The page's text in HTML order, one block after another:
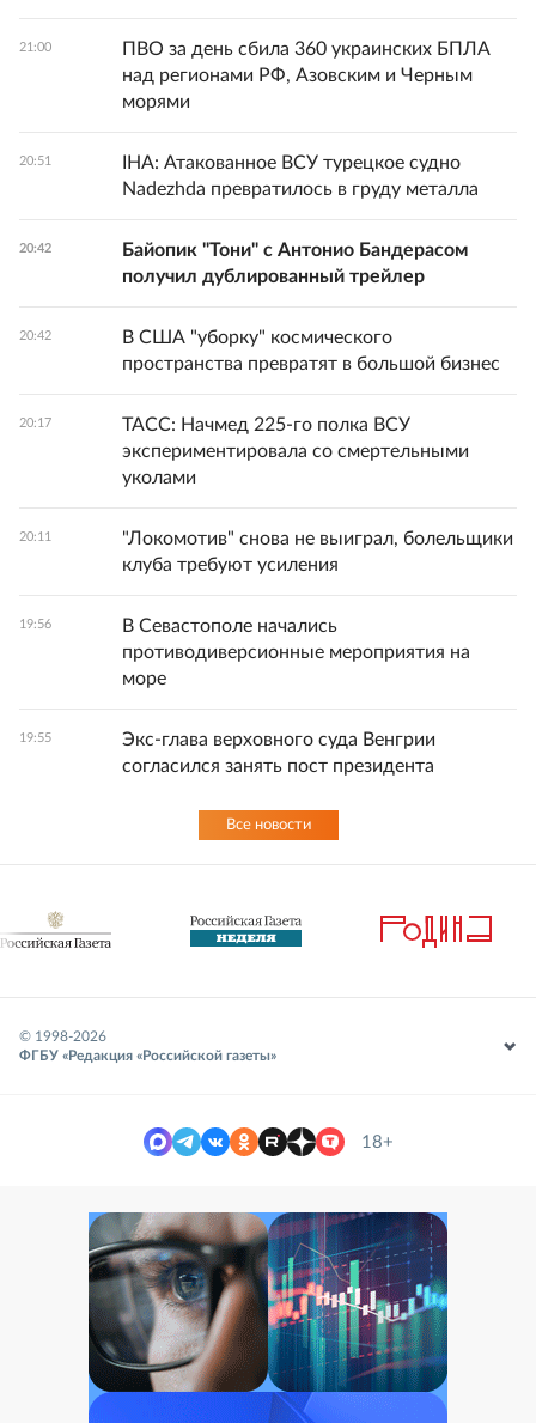
21:00
ПВО за день сбила 360 украинских БПЛА
над регионами РФ, Азовским и Черным
морями
20:51
IHA: Атакованное ВСУ турецкое судно
Nadezhda превратилось в груду металла
20:42
Байопик "Тони" с Антонио Бандерасом
получил дублированный трейлер
20:42
В США "уборку" космического
пространства превратят в большой бизнес
20:17
ТАСС: Начмед 225-го полка ВСУ
экспериментировала со смертельными
уколами
20:11
"Локомотив" снова не выиграл, болельщики
клуба требуют усиления
19:56
В Севастополе начались
противодиверсионные мероприятия на
море
19:55
Экс-глава верховного суда Венгрии
согласился занять пост президента
Все новости
© 1998-2026
ФГБУ «Редакция «Российской газеты»
18+